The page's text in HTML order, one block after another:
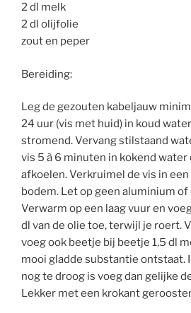
2 dl melk
2 dl olijfolie
zout en peper
Bereiding:
Leg de gezouten kabeljauw
24 uur (vis met huid) in koud
stromend. Vervang stilstaand
vis 5 à 6 minuten in kokend water
afkoelen. Verkruimel de vis in
bodem. Let op geen aluminium
Verwarm op een laag vuur en
dl van de olie toe, terwijl je roert.
voeg ook beetje bij beetje 1,5 dl
mooi gladde substantie ontstaat.
nog te droog is voeg dan gelijke
Lekker met een krokant